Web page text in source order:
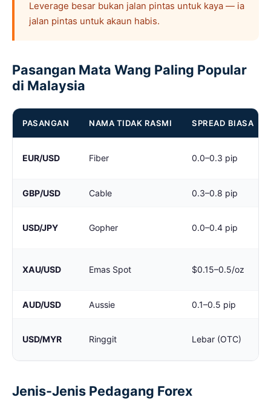
Leverage besar bukan jalan pintas untuk kaya — ia
jalan pintas untuk akaun habis.
Pasangan Mata Wang Paling Popular
di Malaysia
PASANGAN NAMA TIDAK RASMI SPREAD BIASA
EUR/USD Fiber 0.0–0.3 pip
GBP/USD Cable 0.3–0.8 pip
USD/JPY Gopher 0.0–0.4 pip
XAU/USD Emas Spot $0.15–0.5/oz
AUD/USD Aussie 0.1–0.5 pip
USD/MYR Ringgit Lebar (OTC)
Jenis-Jenis Pedagang Forex